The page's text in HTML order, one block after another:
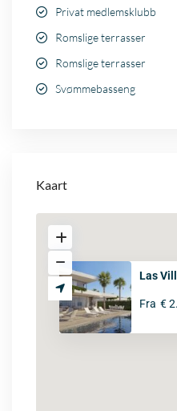
Privat medlemsklubb
Romslige terrasser
Romslige terrasser
Svømmebasseng
Kaart
Las
Fra €